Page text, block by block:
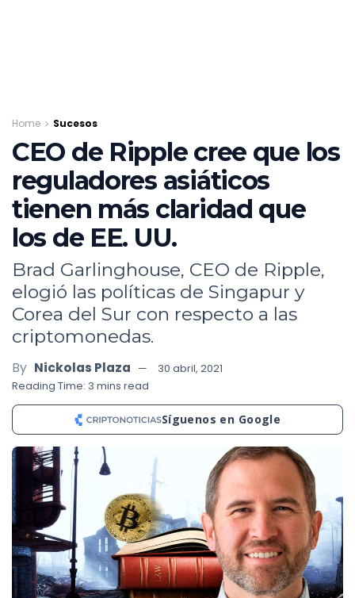
Home Sucesos
CEO de Ripple cree que los
reguladores asiáticos
tienen más claridad que
los de EE. UU.
Brad Garlinghouse, CEO de Ripple,
elogió las políticas de Singapur y
Corea del Sur con respecto a las
criptomonedas.
By Nickolas Plaza
30 abril, 2021
Reading Time: 3 mins read
Síguenos en Google